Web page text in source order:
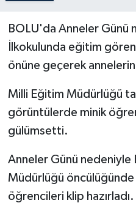
BOLU'da Anneler Günü
İlkokulunda eğitim
önüne geçerek
Milli Eğitim Müdürlüğü
görüntülerde minik
gülümsetti.
Anneler Günü nedeniyle
Müdürlüğü öncülüğünde
öğrencileri klip hazırladı.
DÜNYA
YEREL